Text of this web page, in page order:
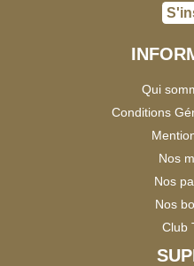
Qui
Conditions
Nos
Nos
Nos
Club